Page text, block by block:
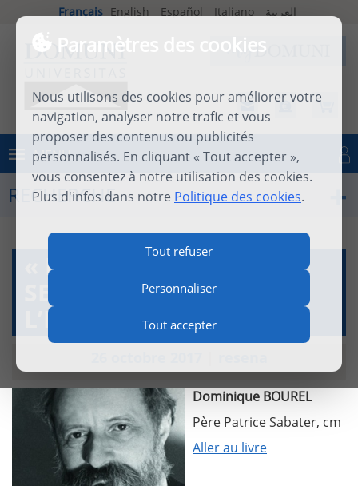
Paramètres des cookies
Nous utilisons des cookies pour améliorer votre
navigation, analyser notre trafic et vous
proposer des contenus ou publicités
personnalisés. En cliquant « Tout accepter »,
vous consentez à notre utilisation des cookies.
Plus d'infos dans notre Politique des cookies.
Tout refuser
Personnaliser
Tout accepter
Français English Español Italiano العربية
MENU Se connecter
RECHERCHE
« MARTIN BUBER,
SENTINELLE DE
L’HUMANITÉ »
Dominique BOUREL
Père Patrice Sabater, cm
Aller au livre